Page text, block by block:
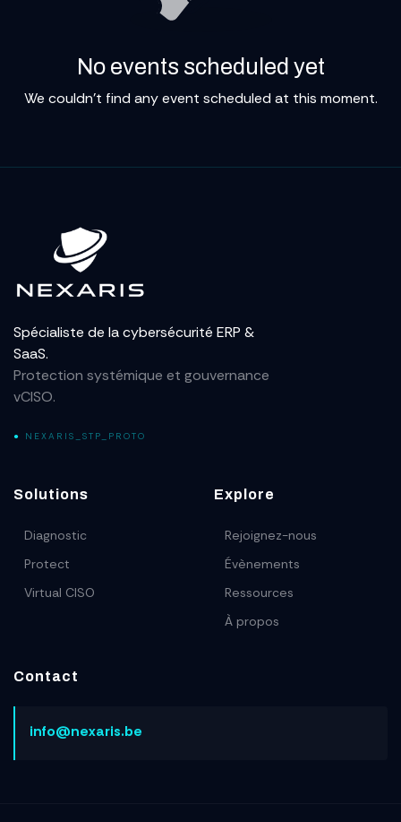
No events scheduled yet
We couldn't find any event scheduled at this moment.
Spécialiste de la cybersécurité ERP &
SaaS.
Protection systémique et gouvernance
vCISO.
● NEXARIS_STP_PROTO
Solutions
Diagnostic
Protect
Virtual CISO
Explore
Rejoignez-nous
Évènements
Ressources
À propos
Contact
info@nexaris.be